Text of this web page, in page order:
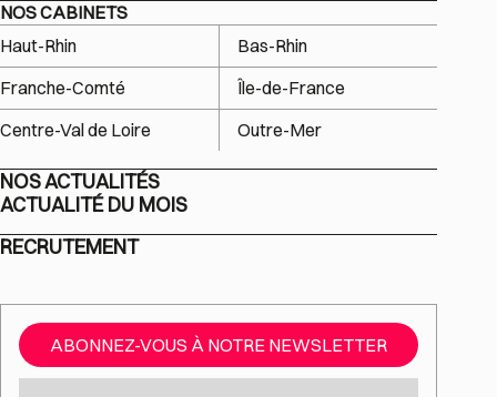
NOS CABINETS
Haut-Rhin
Bas-Rhin
Franche-Comté
Île-de-France
Centre-Val de Loire
Outre-Mer
NOS ACTUALITÉS
ACTUALITÉ DU MOIS
RECRUTEMENT
ABONNEZ-VOUS À NOTRE NEWSLETTER